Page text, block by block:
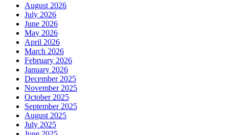
August 2026
July 2026
June 2026
May 2026
April 2026
March 2026
February 2026
January 2026
December 2025
November 2025
October 2025
September 2025
August 2025
July 2025